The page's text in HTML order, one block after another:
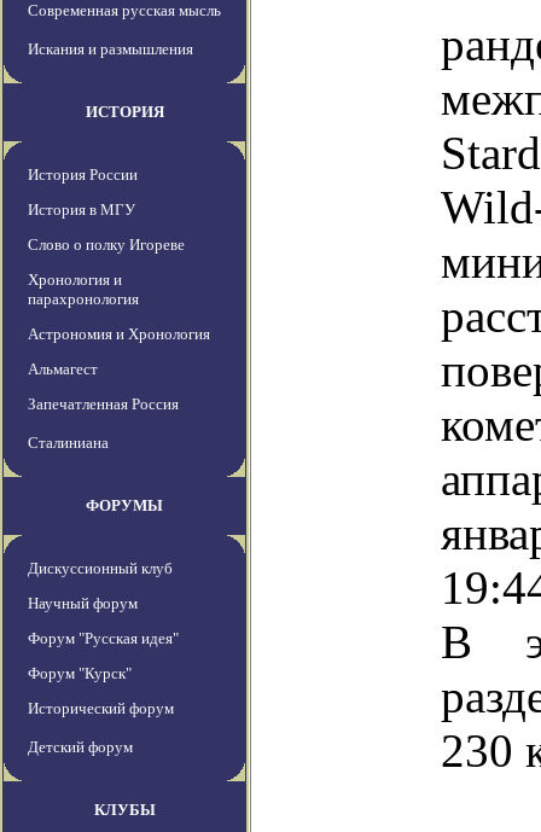
Современная русская мысль
Искания и размышления
ИСТОРИЯ
История России
История в МГУ
Слово о полку Игореве
Хронология и
парахронология
Астрономия и Хронология
Альмагест
Запечатленная Россия
Сталиниана
ФОРУМЫ
Дискуссионный клуб
Научный форум
Форум "Русская идея"
Форум "Курск"
Исторический форум
Детский форум
КЛУБЫ
В
230